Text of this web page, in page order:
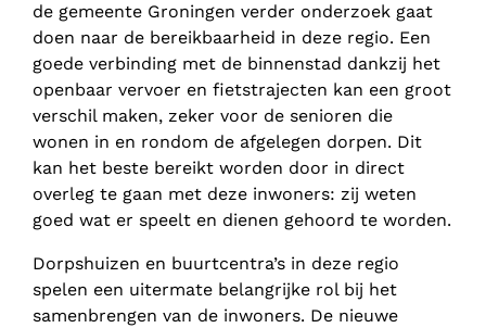
de gemeente Groningen verder onderzoek gaat
doen naar de bereikbaarheid in deze regio. Een
goede verbinding met de binnenstad dankzij het
openbaar vervoer en fietstrajecten kan een groot
verschil maken, zeker voor de senioren die
wonen in en rondom de afgelegen dorpen. Dit
kan het beste bereikt worden door in direct
overleg te gaan met deze inwoners: zij weten
goed wat er speelt en dienen gehoord te worden.
Dorpshuizen en buurtcentra’s in deze regio
spelen een uitermate belangrijke rol bij het
samenbrengen van de inwoners. De nieuwe